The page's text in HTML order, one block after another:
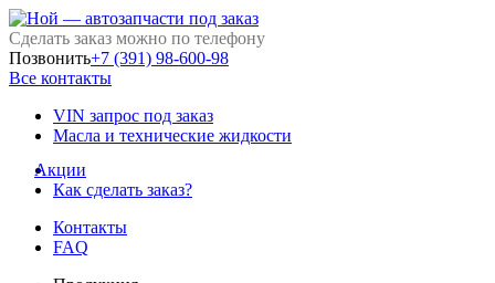
Сделать заказ можно по телефону
Позвонить+7 (391) 98-600-98
Все контакты
VIN запрос под заказ
Масла и технические жидкости
Акции
Как сделать заказ?
Контакты
FAQ